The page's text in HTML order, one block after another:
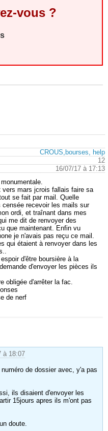
vous ?
CROUS,bourses, help
12
16/07/17 à 17:13
vers mars jcrois fallais faire sa
se fait par mail. Quelle
recevoir les mails sur
ordi, et traînant dans mes
me dit de renvoyer des
que maintenant. Enfin vu
je n'avais pas reçu ce mail.
qui étaient à renvoyer dans les
d'être boursière à la
d'envoyer les pièces ils
obligée d'arrêter la fac.
de nerf
à 18:07
de dossier avec, y'a pas
ils disaient d'envoyer les
15jours apres ils m'ont pas
doute.